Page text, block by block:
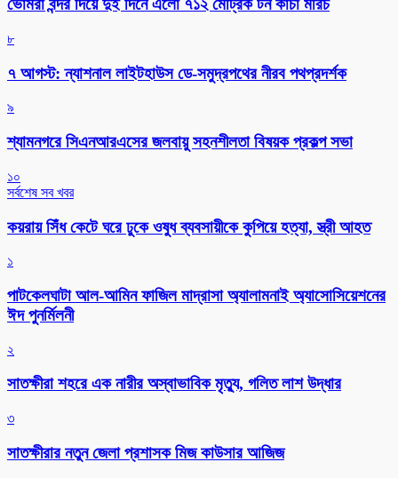
ভোমরা বন্দর দিয়ে দুই দিনে এলো ৭১২ মেট্রিক টন কাঁচা মরিচ
৮
৭ আগস্ট: ন্যাশনাল লাইটহাউস ডে-সমুদ্রপথের নীরব পথপ্রদর্শক
৯
শ্যামনগরে সিএনআরএসের জলবায়ু সহনশীলতা বিষয়ক প্রকল্প সভা
১০
সর্বশেষ সব খবর
কয়রায় সিঁধ কেটে ঘরে ঢুকে ওষুধ ব্যবসায়ীকে কুপিয়ে হত্যা, স্ত্রী আহত
১
পাটকেলঘাটা আল-আমিন ফাজিল মাদ্রাসা অ্যালামনাই অ্যাসোসিয়েশনের
ঈদ পুনর্মিলনী
২
সাতক্ষীরা শহরে এক নারীর অস্বাভাবিক মৃত্যু, গলিত লাশ উদ্ধার
৩
সাতক্ষীরার নতুন জেলা প্রশাসক মিজ কাউসার আজিজ